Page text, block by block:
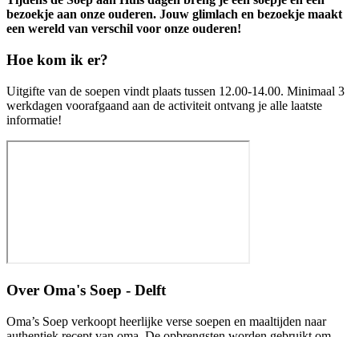
bezoekje aan onze ouderen. Jouw glimlach en bezoekje maakt
een wereld van verschil voor onze ouderen!
Hoe kom ik er?
Uitgifte van de soepen vindt plaats tussen 12.00-14.00. Minimaal 3
werkdagen voorafgaand aan de activiteit ontvang je alle laatste
informatie!
Over Oma's Soep - Delft
Oma’s Soep verkoopt heerlijke verse soepen en maaltijden naar